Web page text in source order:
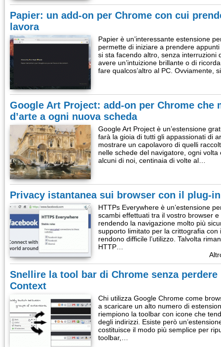
Papier: un add-on per Chrome con cui
lavora
Papier è un’interessante estensione
permette di iniziare a prendere
si sta facendo altro, senza interruzioni
avere un’intuizione brillante o di
fare qualcos’altro al PC. Ovviamente,
Google Art Project: add-on per Chrome che
d’arte a ogni nuova scheda
Google Art Project è un’estensione
farà la gioia di tutti gli appassionati di
mostrare un capolavoro di quelli
nelle schede del navigatore, ogni
alcuni di noi, centinaia di volte al…
Privacy istantanea sui browser con il plug-
HTTPs Everywhere è un’estensione
scambi effettuati tra il vostro browser
rendendo la navigazione molto più
supporto limitato per la crittografia con
rendono difficile l’utilizzo. Talvolta
HTTP…
Snellire la tool bar di Chrome senza
Context
Chi utilizza Google Chrome come
a scaricare un alto numero di
riempiono la toolbar con icone che
degli indirizzi. Esiste però
costituisce il modo più semplice per
toolbar,…